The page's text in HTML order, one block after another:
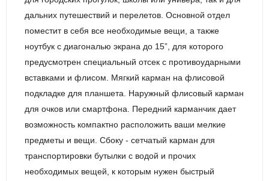
дальних путешествий и перелетов. Основной отдел
поместит в себя все необходимые вещи, а также
ноутбук с диагональю экрана до 15”, для которого
предусмотрен специальный отсек с противоударными
вставками и флисом. Мягкий карман на флисовой
подкладке для планшета. Наружный флисовый карман
для очков или смартфона. Передний карманчик дает
возможность компактно расположить ваши мелкие
предметы и вещи. Сбоку - сетчатый карман для
транспортировки бутылки с водой и прочих
необходимых вещей, к которым нужен быстрый